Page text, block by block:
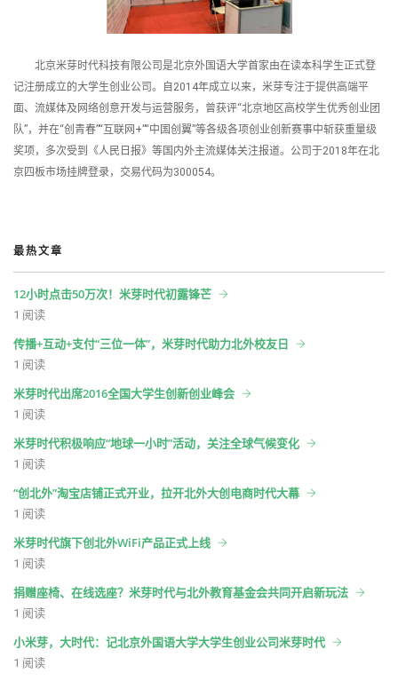
北京米芽时代科技有限公司是北京外国语大学首家由在读本科学生正式登
记注册成立的大学生创业公司。自2014年成立以来，米芽专注于提供高端平
面、流媒体及网络创意开发与运营服务，曾获评“北京地区高校学生优秀创业团
队”，并在“创青春”“互联网+”“中国创翼”等各级各项创业创新赛事中斩获重量级
奖项，多次受到《人民日报》等国内外主流媒体关注报道。公司于2018年在北
京四板市场挂牌登录，交易代码为300054。
最热文章
12小时点击50万次！米芽时代初露锋芒
1 阅读
传播+互动+支付“三位一体”，米芽时代助力北外校友日
1 阅读
米芽时代出席2016全国大学生创新创业峰会
1 阅读
米芽时代积极响应“地球一小时”活动，关注全球气候变化
1 阅读
“创北外”淘宝店铺正式开业，拉开北外大创电商时代大幕
1 阅读
米芽时代旗下创北外WiFi产品正式上线
1 阅读
捐赠座椅、在线选座？米芽时代与北外教育基金会共同开启新玩法
1 阅读
小米芽，大时代：记北京外国语大学大学生创业公司米芽时代
1 阅读